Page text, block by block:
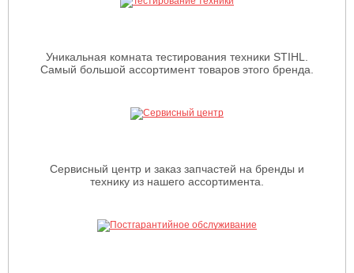
Уникальная комната тестирования техники STIHL.
Самый большой ассортимент товаров этого бренда.
Сервисный центр и заказ запчастей на бренды и
технику из нашего ассортимента.